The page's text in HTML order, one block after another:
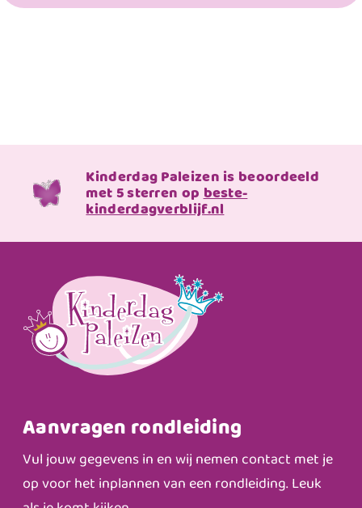
Kinderdag Paleizen is beoordeeld
met 5 sterren opbeste-
kinderdagverblijf.nl
Aanvragen rondleiding
Vul jouw gegevens in en wij nemen contact met je
op voor het inplannen van een rondleiding. Leuk